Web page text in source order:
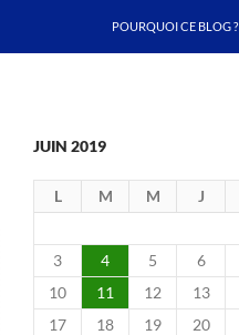
POURQUOI CE BLOG ?
JUIN 2019
L M M J
3
4 5 6
10
11 12 13
17
18 19 20